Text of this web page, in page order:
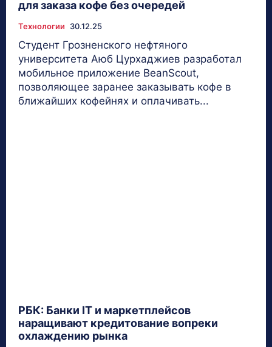
для заказа кофе без очередей
Технологии 30.12.25
Студент Грозненского нефтяного
университета Аюб Цурхаджиев разработал
мобильное приложение BeanScout,
позволяющее заранее заказывать кофе в
ближайших кофейнях и оплачивать...
РБК: Банки IT и маркетплейсов
наращивают кредитование вопреки
охлаждению рынка